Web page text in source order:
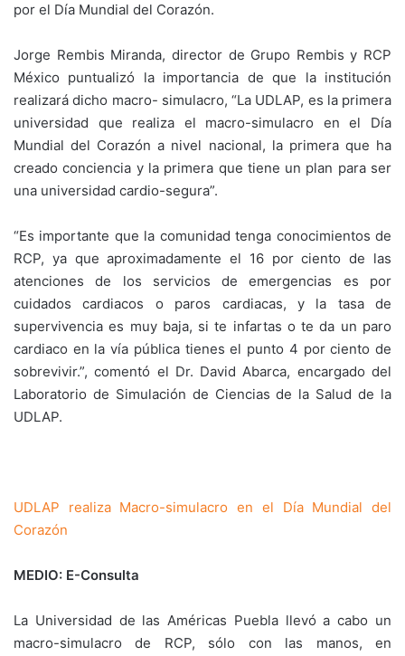
por el Día Mundial del Corazón.
Jorge Rembis Miranda, director de Grupo Rembis y RCP
México puntualizó la importancia de que la institución
realizará dicho macro- simulacro, “La UDLAP, es la primera
universidad que realiza el macro-simulacro en el Día
Mundial del Corazón a nivel nacional, la primera que ha
creado conciencia y la primera que tiene un plan para ser
una universidad cardio-segura”.
“Es importante que la comunidad tenga conocimientos de
RCP, ya que aproximadamente el 16 por ciento de las
atenciones de los servicios de emergencias es por
cuidados cardiacos o paros cardiacas, y la tasa de
supervivencia es muy baja, si te infartas o te da un paro
cardiaco en la vía pública tienes el punto 4 por ciento de
sobrevivir.”, comentó el Dr. David Abarca, encargado del
Laboratorio de Simulación de Ciencias de la Salud de la
UDLAP.
UDLAP realiza Macro-simulacro en el Día Mundial del
Corazón
MEDIO: E-Consulta
La Universidad de las Américas Puebla llevó a cabo un
macro-simulacro de RCP, sólo con las manos, en